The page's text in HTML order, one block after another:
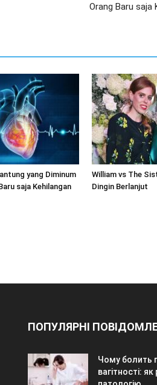
Orang Baru saja
yang Diminum
saja Kehilangan
William vs The
Dingin Berlanjut
ПОПУЛЯРНІ
Чому болить
вагітності: як